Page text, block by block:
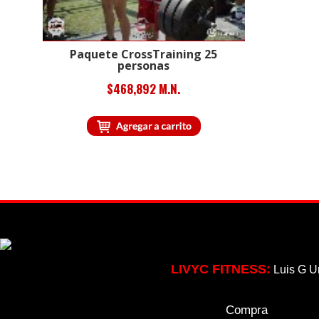
Paquete CrossTraining 25
personas
$468,892 M.N.
LIVYC FITNESS: Luis G
Compra